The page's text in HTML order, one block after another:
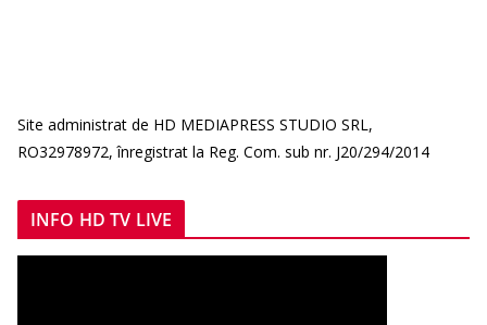
Site administrat de HD MEDIAPRESS STUDIO SRL,
RO32978972, înregistrat la Reg. Com. sub nr. J20/294/2014
INFO HD TV LIVE